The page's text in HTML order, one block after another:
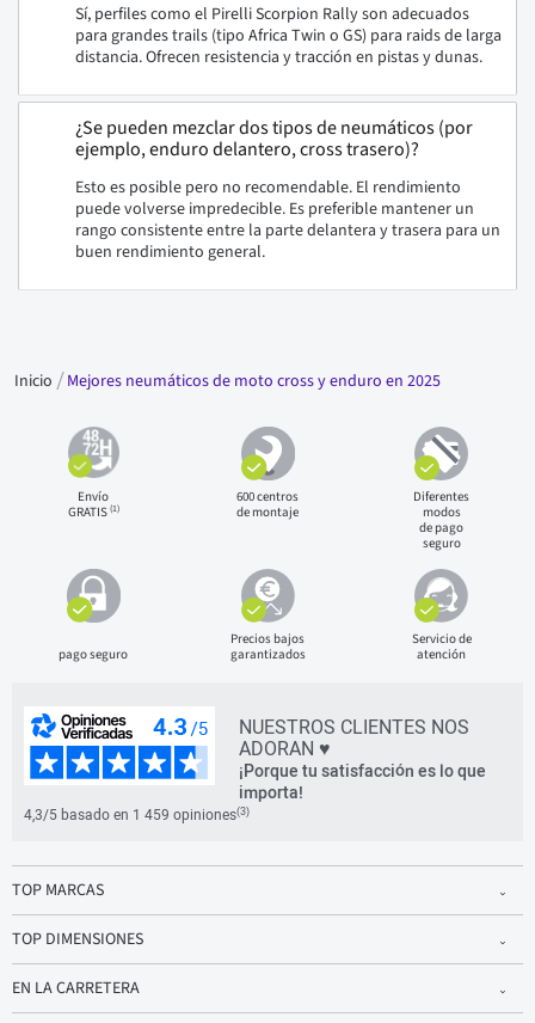
Sí, perfiles como el Pirelli Scorpion Rally son adecuados
para grandes trails (tipo Africa Twin o GS) para raids de larga
distancia. Ofrecen resistencia y tracción en pistas y dunas.
¿Se pueden mezclar dos tipos de neumáticos (por
ejemplo, enduro delantero, cross trasero)?
Esto es posible pero no recomendable. El rendimiento
puede volverse impredecible. Es preferible mantener un
rango consistente entre la parte delantera y trasera para un
buen rendimiento general.
Inicio Mejores neumáticos de moto cross y enduro en 2025
Envío
GRATIS(1)
600 centros
de montaje
Diferentes
modos
de pago
seguro
pago seguro
Precios bajos
garantizados
Servicio de
atención
NUESTROS CLIENTES NOS
ADORAN ♥
¡Porque tu satisfacción es lo que
importa!
4,3/5 basado en 1 459 opiniones(3)
TOP MARCAS
TOP DIMENSIONES
EN LA CARRETERA